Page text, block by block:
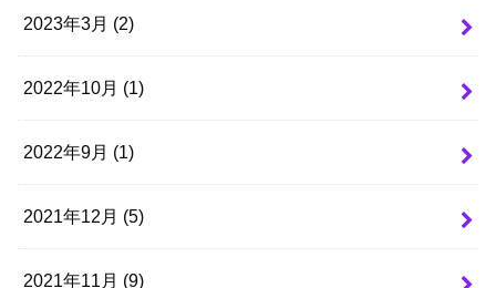
2023年3月 (2)
2022年10月 (1)
2022年9月 (1)
2021年12月 (5)
2021年11月 (9)